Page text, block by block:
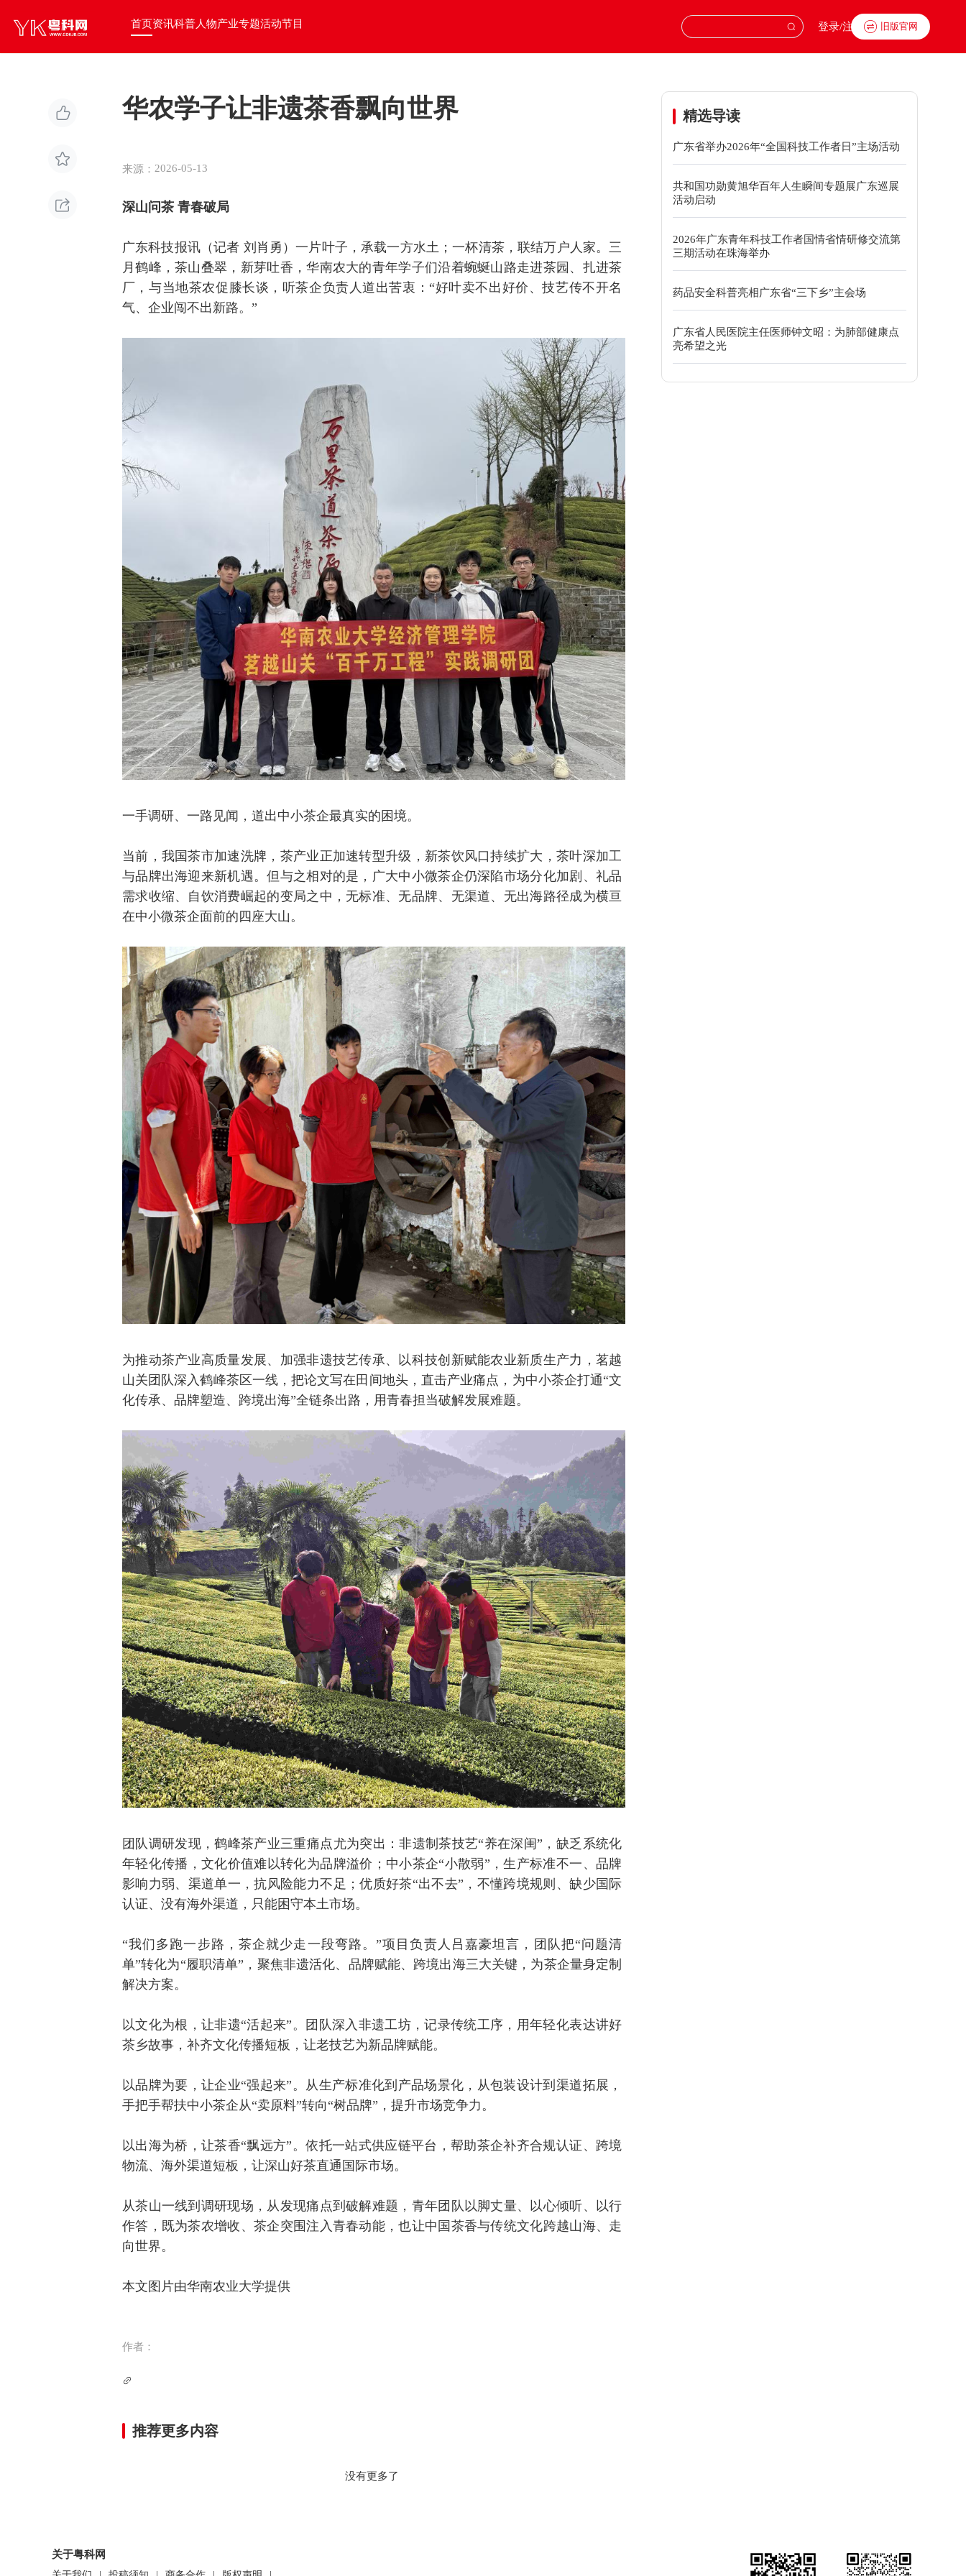
首页资讯科普人物产业专题活动节目 登录/注册 旧版官网
华农学子让非遗茶香飘向世界
来源： 2026-05-13
深山问茶 青春破局
广东科技报讯（记者 刘肖勇）一片叶子，承载一方水土；一杯清茶，联结万户人家。三
月鹤峰，茶山叠翠，新芽吐香，华南农大的青年学子们沿着蜿蜒山路走进茶园、扎进茶
厂，与当地茶农促膝长谈，听茶企负责人道出苦衷：“好叶卖不出好价、技艺传不开名
气、企业闯不出新路。”
一手调研、一路见闻，道出中小茶企最真实的困境。
当前，我国茶市加速洗牌，茶产业正加速转型升级，新茶饮风口持续扩大，茶叶深加工
与品牌出海迎来新机遇。但与之相对的是，广大中小微茶企仍深陷市场分化加剧、礼品
需求收缩、自饮消费崛起的变局之中，无标准、无品牌、无渠道、无出海路径成为横亘
在中小微茶企面前的四座大山。
为推动茶产业高质量发展、加强非遗技艺传承、以科技创新赋能农业新质生产力，茗越
山关团队深入鹤峰茶区一线，把论文写在田间地头，直击产业痛点，为中小茶企打通“文
化传承、品牌塑造、跨境出海”全链条出路，用青春担当破解发展难题。
团队调研发现，鹤峰茶产业三重痛点尤为突出：非遗制茶技艺“养在深闺”，缺乏系统化
年轻化传播，文化价值难以转化为品牌溢价；中小茶企“小散弱”，生产标准不一、品牌
影响力弱、渠道单一，抗风险能力不足；优质好茶“出不去”，不懂跨境规则、缺少国际
认证、没有海外渠道，只能困守本土市场。
“我们多跑一步路，茶企就少走一段弯路。”项目负责人吕嘉豪坦言，团队把“问题清
单”转化为“履职清单”，聚焦非遗活化、品牌赋能、跨境出海三大关键，为茶企量身定制
解决方案。
以文化为根，让非遗“活起来”。团队深入非遗工坊，记录传统工序，用年轻化表达讲好
茶乡故事，补齐文化传播短板，让老技艺为新品牌赋能。
以品牌为要，让企业“强起来”。从生产标准化到产品场景化，从包装设计到渠道拓展，
手把手帮扶中小茶企从“卖原料”转向“树品牌”，提升市场竞争力。
以出海为桥，让茶香“飘远方”。依托一站式供应链平台，帮助茶企补齐合规认证、跨境
物流、海外渠道短板，让深山好茶直通国际市场。
从茶山一线到调研现场，从发现痛点到破解难题，青年团队以脚丈量、以心倾听、以行
作答，既为茶农增收、茶企突围注入青春动能，也让中国茶香与传统文化跨越山海、走
向世界。
本文图片由华南农业大学提供
作者：
推荐更多内容
没有更多了
精选导读
广东省举办2026年“全国科技工作者日”主场活动
共和国功勋黄旭华百年人生瞬间专题展广东巡展
活动启动
2026年广东青年科技工作者国情省情研修交流第
三期活动在珠海举办
药品安全科普亮相广东省“三下乡”主会场
广东省人民医院主任医师钟文昭：为肺部健康点
亮希望之光
关于粤科网